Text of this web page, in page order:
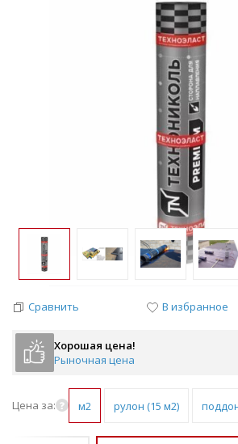
Сравнить В избранное
Хорошая цена!
Рыночная цена
Цена за: м2 рулон (15 м2)